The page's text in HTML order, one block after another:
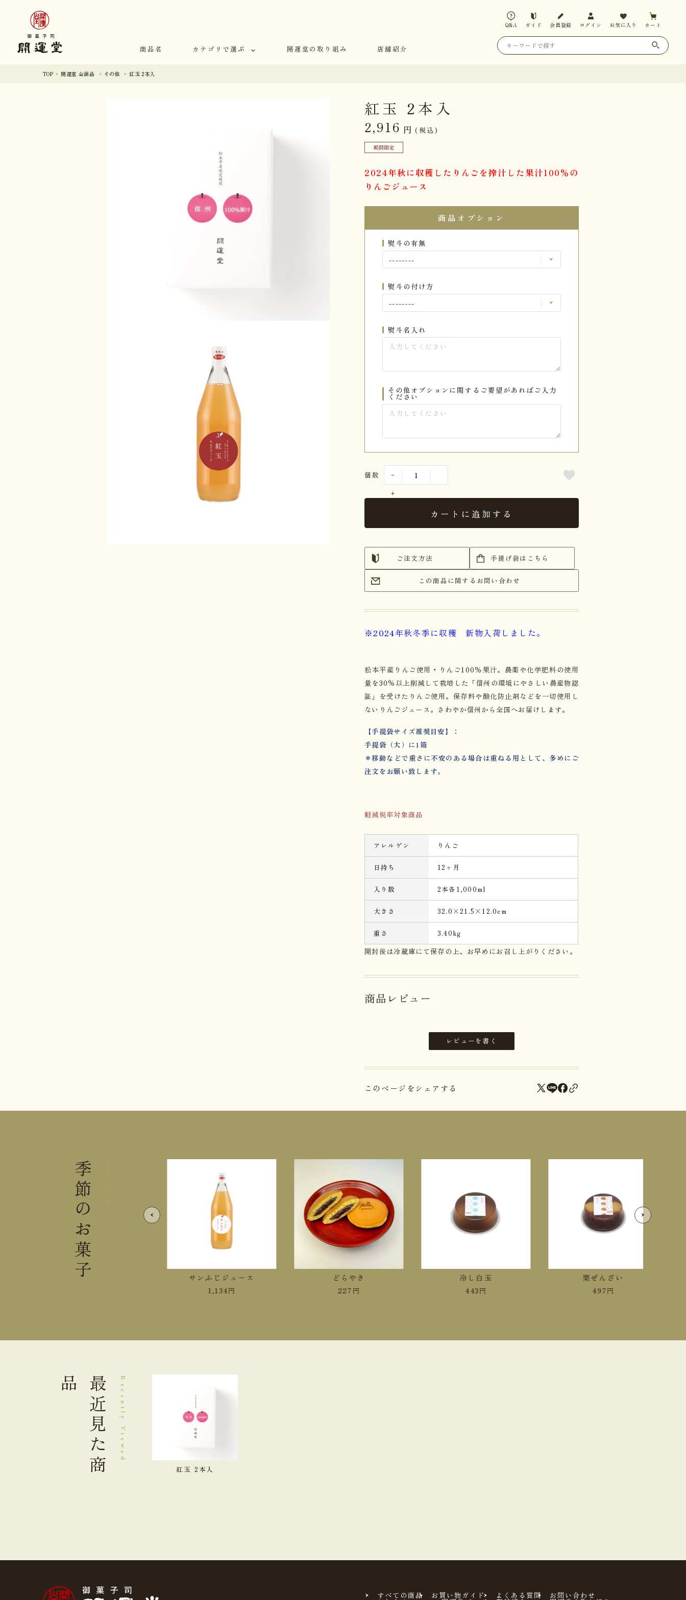
商品名 カテゴリで選ぶ 開運堂の取り組み 店舗紹介
Q&A ガイド 会員登録 ログイン お気に入り カート
TOP 開運堂 全商品 その他 紅玉 2本入
紅玉 2本入
2,916 円 (税込)
期間限定
2024年秋に収穫したりんごを搾汁した果汁100％の
りんごジュース
商品オプション
熨斗の有無
熨斗の付け方
熨斗名入れ
その他オプションに関するご要望があればご入力
ください
個数
カートに追加する
ご注文方法 手提げ袋はこちら
この商品に関するお問い合わせ
※2024年秋冬季に収穫新物入荷しました。
松本平産りんご使用・りんご100％果汁。農薬や化学肥料の使用
量を30％以上削減して栽培した「信州の環境にやさしい農産物認
証」を受けたりんご使用。保存料や酸化防止剤などを一切使用し
ないりんごジュース。さわやか信州から全国へお届けします。
【手提袋サイズ推奨目安】：
手提袋（大）に1箱
＊移動などで重さに不安のある場合は重ねる用として、多めにご
注文をお願い致します。
軽減税率対象商品
アレルゲン りんご
日持ち 12ヶ月
入り数 2本各1,000ml
大きさ 32.0×21.5×12.0cm
重さ 3.40kg
開封後は冷蔵庫にて保存の上、お早めにお召し上がりください。
商品レビュー
レビューを書く
このページをシェアする
Seasonal
季節の
お菓子
紅玉ジュース サンふじジュース
1,134円
どらやき
円
冷し白玉
円
栗ぜんざい
円
Recently Viewed
最近見た
商
品
紅玉 2本入
すべての商品 お買い物ガイド よくある質問 お問い合わせ